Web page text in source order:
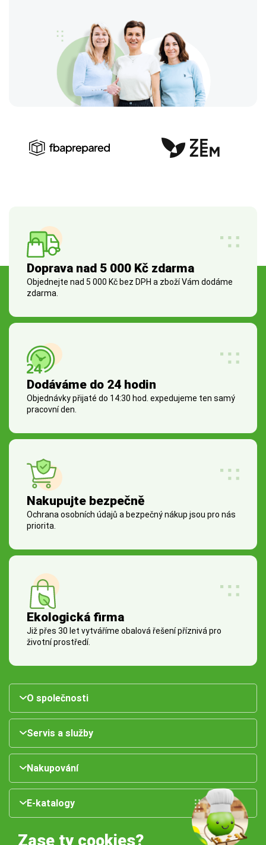
Doprava nad 5 000 Kč zdarma
Objednejte nad 5 000 Kč bez DPH a zboží Vám dodáme
zdarma.
Dodáváme do 24 hodin
Objednávky přijaté do 14:30 hod. expedujeme ten samý
pracovní den.
Nakupujte bezpečně
Ochrana osobních údajů a bezpečný nákup jsou pro nás
priorita.
Ekologická firma
Již přes 30 let vytváříme obalová řešení příznivá pro
životní prostředí.
O společnosti
Servis a služby
Nakupování
E-katalogy
Zase ty cookies?